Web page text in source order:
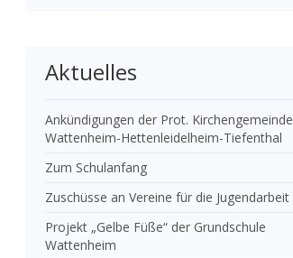
Aktuelles
Ankündigungen der Prot. Kirchengemeinde
Wattenheim-Hettenleidelheim-Tiefenthal
Zum Schulanfang
Zuschüsse an Vereine für die Jugendarbeit
Projekt „Gelbe Füße“ der Grundschule
Wattenheim